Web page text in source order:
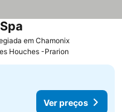
em Chamonix
Houches -Prarion
Ver preços